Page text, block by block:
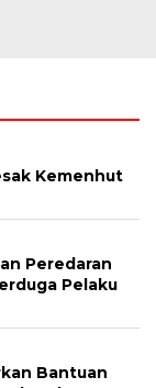
Kemenhut
Peredaran
Pelaku
Bantuan